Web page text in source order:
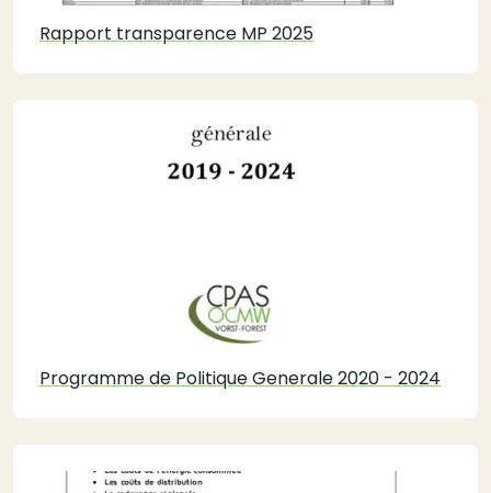
Rapport transparence MP 2025
Programme de Politique Generale 2020 - 2024